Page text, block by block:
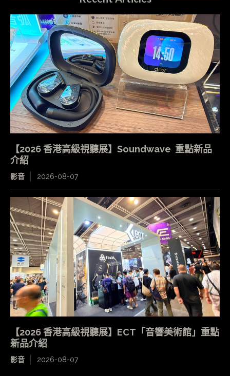
【2026 香港高級視聽展】Soundwave 重點新品
介紹
影音 2026-08-07
【2026 香港高級視聽展】ECT「音響美術館」重點
新品介紹
影音 2026-08-07